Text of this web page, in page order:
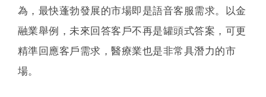
為，最快蓬勃發展的市場即是語音客服需求。以金
融業舉例，未來回答客戶不再是罐頭式答案，可更
精準回應客戶需求，醫療業也是非常具潛力的市
場。